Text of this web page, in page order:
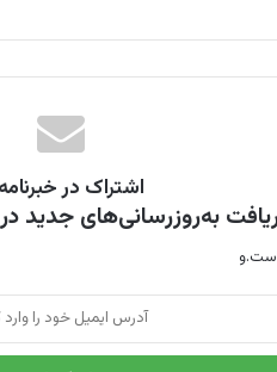
اشتراک در
به‌روزرسانی‌های جدید